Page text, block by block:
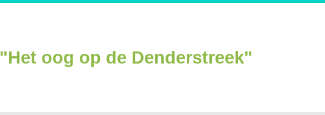
"Het oog op de Denderstreek"